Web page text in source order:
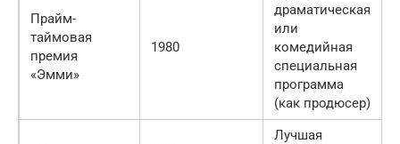
Прайм-
таймовая
премия
«Эмми»
1980
драматическая
или
комедийная
специальная
программа
(как продюсер)
Лучшая